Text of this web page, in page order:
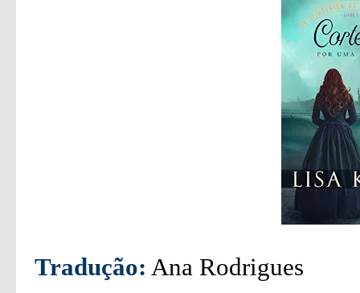
Tradução: Ana Rodrigues